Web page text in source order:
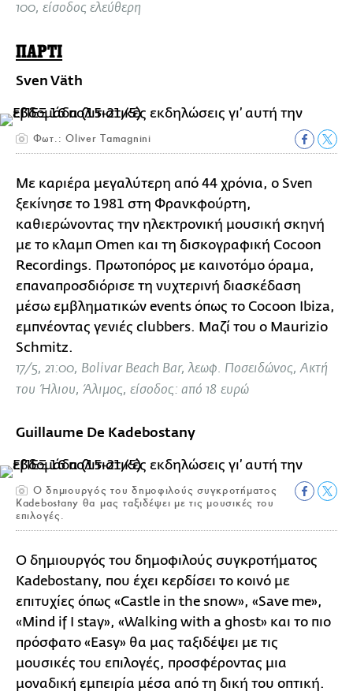
100, είσοδος ελεύθερη
ΠΑΡΤΙ
Sven Väth
Φωτ.: Oliver Tamagnini
Με καριέρα μεγαλύτερη από 44 χρόνια, ο Sven
ξεκίνησε το 1981 στη Φρανκφούρτη,
καθιερώνοντας την ηλεκτρονική μουσική σκηνή
με το κλαμπ Omen και τη δισκογραφική Cocoon
Recordings. Πρωτοπόρος με καινοτόμο όραμα,
επαναπροσδιόρισε τη νυχτερινή διασκέδαση
μέσω εμβληματικών events όπως το Cocoon Ibiza,
εμπνέοντας γενιές clubbers. Μαζί του ο Maurizio
Schmitz.
17/5, 21:00, Bolivar Beach Bar, λεωφ. Ποσειδώνος, Ακτή
του Ήλιου, Άλιμος, είσοδος: από 18 ευρώ
Guillaume De Kadebostany
Ο δημιουργός του δημοφιλούς συγκροτήματος
Kadebostany θα μας ταξιδέψει με τις μουσικές του
επιλογές.
Ο δημιουργός του δημοφιλούς συγκροτήματος
Kadebostany, που έχει κερδίσει το κοινό με
επιτυχίες όπως «Castle in the snow», «Save me»,
«Mind if I stay», «Walking with a ghost» και το πιο
πρόσφατο «Easy» θα μας ταξιδέψει με τις
μουσικές του επιλογές, προσφέροντας μια
μοναδική εμπειρία μέσα από τη δική του οπτική.